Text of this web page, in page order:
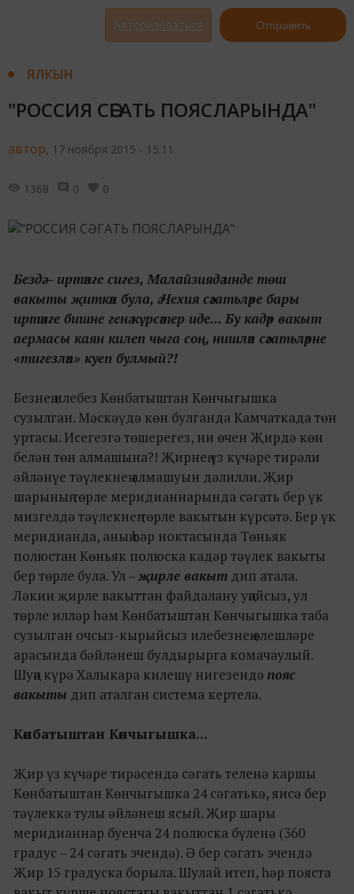
Авторизоваться Отправить
ЯЛКЫН
"РОССИЯ СӘГАТЬ ПОЯСЛАРЫНДА"
автор, 17 ноября 2015 - 15:11
1368 0 0
Бездә – иртәнге сигез, Малайзиядә инде төш
вакыты җиткән була, ә Чехия сәгатьләре бары
иртәнге бишне генә күрсәтер иде... Бу кадәр вакыт
аермасы каян килеп чыга соң, нишләп сәгатьләрне
«тигезләп» куеп булмый?!
Безнең илебез Көнбатыштан Көнчыгышка
сузылган. Мәскәүдә көн булганда Камчаткада төн
уртасы. Исегезгә төшерегез, ни өчен Җирдә көн
белән төн алмашына?! Җирнең үз күчәре тирәли
әйләнүе тәүлекнең алмашуын дәлилли. Җир
шарының төрле меридианнарында сәгать бер үк
мизгелдә тәүлекнең төрле вакытын күрсәтә. Бер үк
меридианда, аның һәр ноктасында Төньяк
полюстан Көньяк полюска кадәр тәүлек вакыты
бер төрле була. Ул –җирле вакыт дип атала.
Ләкин җирле вакыттан файдалану уңайсыз, ул
төрле илләр һәм Көнбатыштан Көнчыгышка таба
сузылган очсыз-кырыйсыз илебезнең өлешләре
арасында бәйләнеш булдырырга комачаулый.
Шуңа күрә Халыкара килешү нигезендә пояс
вакыты дип аталган система кертелә.
Көнбатыштан Көнчыгышка...
Җир үз күчәре тирәсендә сәгать теленә каршы
Көнбатыштан Көнчыгышка 24 сәгатькә, яисә бер
тәүлеккә тулы әйләнеш ясый. Җир шары
меридианнар буенча 24 полюска бүленә (360
градус – 24 сәгать эчендә). Ә бер сәгать эчендә
Җир 15 градуска борыла. Шулай итеп, һәр пояста